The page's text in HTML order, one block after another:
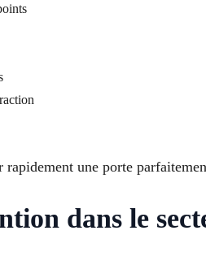
une porte
dans le